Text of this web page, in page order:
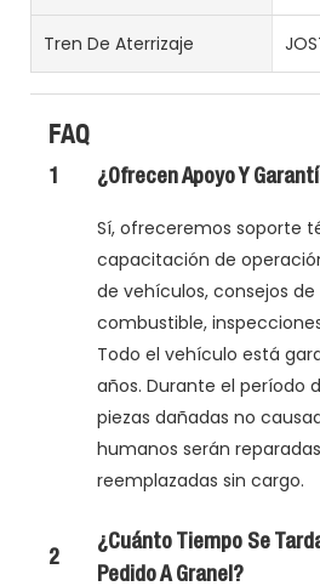
Tren De Aterrizaje
FAQ
1 ¿Ofrecen Apoyo Y
Sí, ofreceremos soporte
capacitación de
de vehículos, consejos
combustible,
Todo el vehículo está
años. Durante el período
piezas dañadas no
humanos serán
reemplazadas sin cargo.
2
¿Cuánto Tiempo Se
Pedido A Granel?